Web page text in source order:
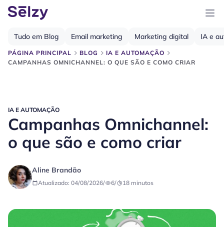
PÁGINA PRINCIPAL BLOG
IA E AUTOMAÇÃO
CAMPANHAS OMNICHANNEL: O QUE SÃO E COMO CRIAR
Tudo em Blog Email marketing Marketing digital IA e
IA E AUTOMAÇÃO
Campanhas Omnichannel:
o que são e como criar
Aline Brandão
Atualizado: 04/08/2026/ 6/ 18 minutos